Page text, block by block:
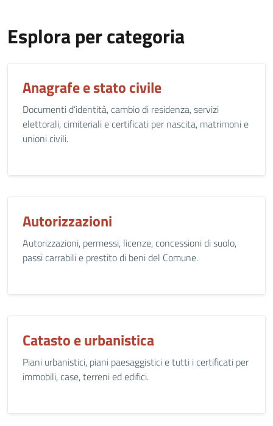
Esplora per categoria
Anagrafe e stato civile
Documenti d’identità, cambio di residenza, servizi
elettorali, cimiteriali e certificati per nascita, matrimoni e
unioni civili.
Autorizzazioni
Autorizzazioni, permessi, licenze, concessioni di suolo,
passi carrabili e prestito di beni del Comune.
Catasto e urbanistica
Piani urbanistici, piani paesaggistici e tutti i certificati per
immobili, case, terreni ed edifici.